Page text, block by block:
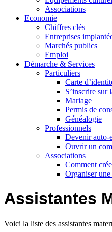
Associations
Economie
Chiffres clés
Entreprises
Marchés publics
Emploi
Démarche & Services
Particuliers
Carte
S’inscrire sur
Mariage
Permis de
Généalogie
Professionnels
Devenir auto-
Ouvrir un
Associations
Comment
Organiser
Assistantes
Voici la liste des assistantes